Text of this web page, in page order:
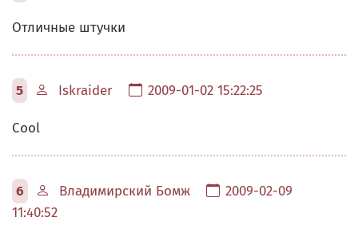
Отличные штучки
5 Iskraider 2009-01-02 15:22:25
Cool
6 Владимирский Бомж
2009-02-09
11:40:52